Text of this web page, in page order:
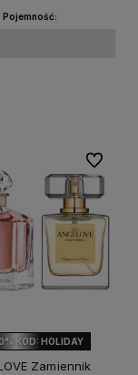
Pojemność:
KOD: HOLIDAY
Zamiennik
Do